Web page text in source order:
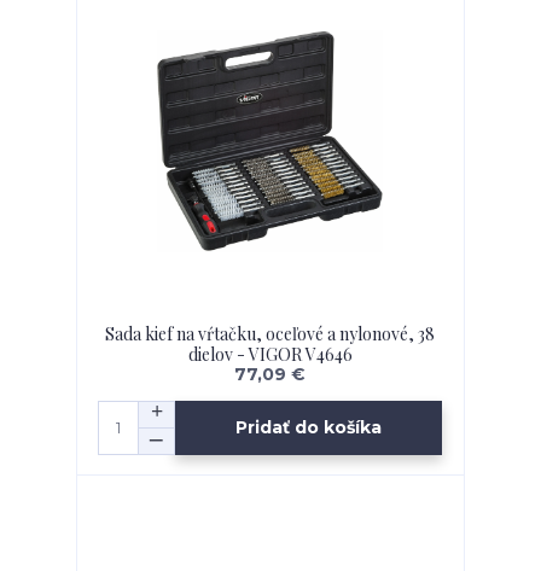
Sada kief na vŕtačku, oceľové a nylonové, 38
dielov - VIGOR V4646
77,09 €
Pridať do košíka